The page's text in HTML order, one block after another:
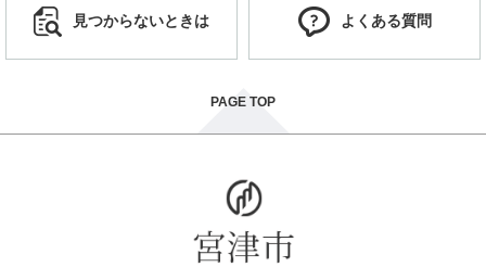
見つからないときは よくある質問
PAGE TOP